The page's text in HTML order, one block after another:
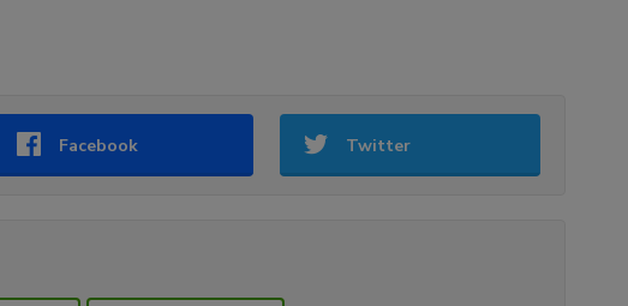
Facebook Twitter